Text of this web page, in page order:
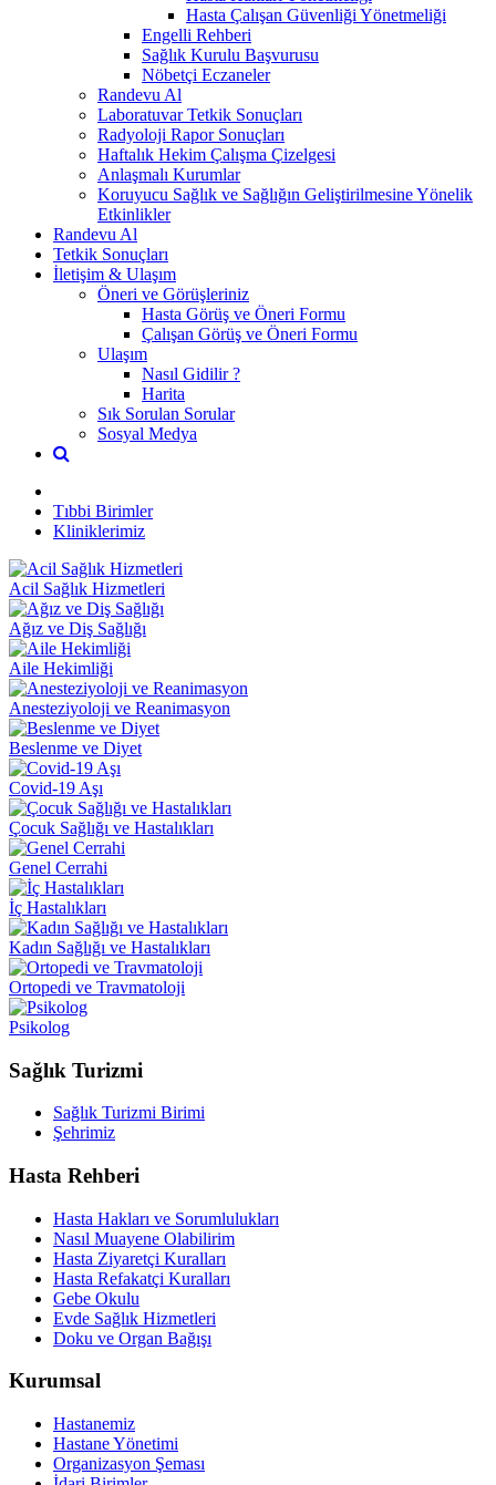
Hasta Çalışan Güvenliği Yönetmeliği
Engelli Rehberi
Sağlık Kurulu Başvurusu
Nöbetçi Eczaneler
Randevu Al
Laboratuvar Tetkik Sonuçları
Radyoloji Rapor Sonuçları
Haftalık Hekim Çalışma Çizelgesi
Anlaşmalı Kurumlar
Koruyucu Sağlık ve Sağlığın Geliştirilmesine Yönelik
Etkinlikler
Randevu Al
Tetkik Sonuçları
İletişim & Ulaşım
Öneri ve Görüşleriniz
Hasta Görüş ve Öneri Formu
Çalışan Görüş ve Öneri Formu
Ulaşım
Nasıl Gidilir ?
Harita
Sık Sorulan Sorular
Sosyal Medya
Tıbbi Birimler
Kliniklerimiz
Acil Sağlık Hizmetleri
Ağız ve Diş Sağlığı
Aile Hekimliği
Anesteziyoloji ve Reanimasyon
Beslenme ve Diyet
Covid-19 Aşı
Çocuk Sağlığı ve Hastalıkları
Genel Cerrahi
İç Hastalıkları
Kadın Sağlığı ve Hastalıkları
Ortopedi ve Travmatoloji
Psikolog
Sağlık Turizmi
Sağlık Turizmi Birimi
Şehrimiz
Hasta Rehberi
Hasta Hakları ve Sorumlulukları
Nasıl Muayene Olabilirim
Hasta Ziyaretçi Kuralları
Hasta Refakatçi Kuralları
Gebe Okulu
Evde Sağlık Hizmetleri
Doku ve Organ Bağışı
Kurumsal
Hastanemiz
Hastane Yönetimi
Organizasyon Şeması